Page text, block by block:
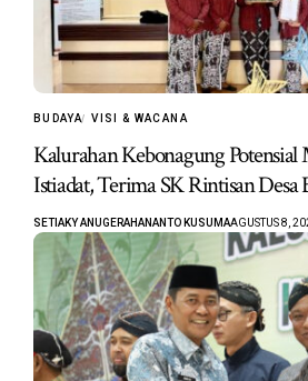
BUDAYA VISI & WACANA
Kalurahan Kebonagung
Istiadat, Terima SK Rintisan Desa
SETIAKY ANUGERAHANANTO KUSUMAAGUSTUS 8,